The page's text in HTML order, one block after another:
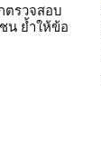
ตรวจสอบ
น ย้ำให้ข้อ